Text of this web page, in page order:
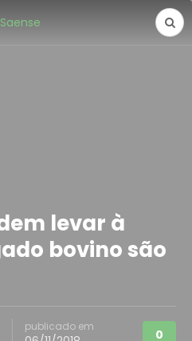
levar à
bovino são
publicado em
0